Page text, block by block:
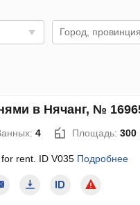
в Нячанг, №
4 Площадь: 300
rent. ID V035 Подробнее